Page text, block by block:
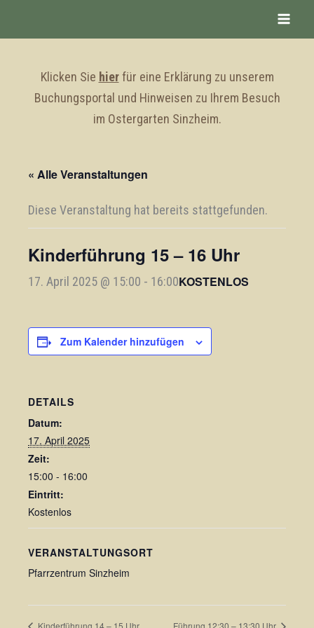
Klicken Sie hier für eine Erklärung zu unserem
Buchungsportal und Hinweisen zu Ihrem Besuch
im Ostergarten Sinzheim.
« Alle Veranstaltungen
Diese Veranstaltung hat bereits stattgefunden.
Kinderführung 15 – 16 Uhr
17. April 2025 @ 15:00 - 16:00KOSTENLOS
Zum Kalender hinzufügen
DETAILS
Datum:
17. April 2025
Zeit:
15:00 - 16:00
Eintritt:
Kostenlos
VERANSTALTUNGSORT
Pfarrzentrum Sinzheim